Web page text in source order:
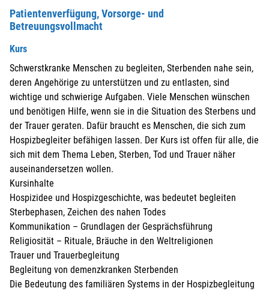
Patientenverfügung, Vorsorge- und
Betreuungsvollmacht
Kurs
Schwerstkranke Menschen zu begleiten, Sterbenden nahe sein,
deren Angehörige zu unterstützen und zu entlasten, sind
wichtige und schwierige Aufgaben. Viele Menschen wünschen
und benötigen Hilfe, wenn sie in die Situation des Sterbens und
der Trauer geraten. Dafür braucht es Menschen, die sich zum
Hospizbegleiter befähigen lassen. Der Kurs ist offen für alle, die
sich mit dem Thema Leben, Sterben, Tod und Trauer näher
auseinandersetzen wollen.
Kursinhalte
Hospizidee und Hospizgeschichte, was bedeutet begleiten
Sterbephasen, Zeichen des nahen Todes
Kommunikation – Grundlagen der Gesprächsführung
Religiosität – Rituale, Bräuche in den Weltreligionen
Trauer und Trauerbegleitung
Begleitung von demenzkranken Sterbenden
Die Bedeutung des familiären Systems in der Hospizbegleitung